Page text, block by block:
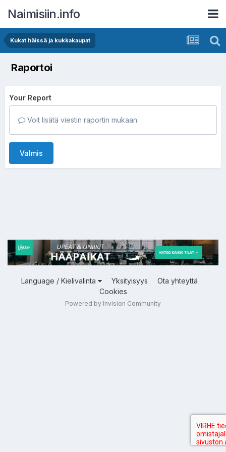
Naimisiin.info
Kukat häissä ja kukkakaupat
Raportoi
Your Report
Voit lisätä viestin raportin mukaan.
Valmis
Language / Kielivalinta Yksityisyys
Ota yhteyttä
Cookies
Powered by Invision Community